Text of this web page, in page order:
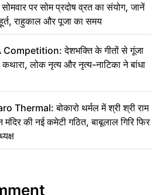
पर सोम प्रदोष व्रत का संयोग, जानें
राहुकाल और पूजा का समय
Competition: देशभक्ति के गीतों से गूंजा
कथारा, लोक नृत्य और नृत्य-नाटिका ने बांधा
Thermal: बोकारो थर्मल में श्री श्री राम
मंदिर की नई कमेटी गठित, बाबूलाल गिरि फिर